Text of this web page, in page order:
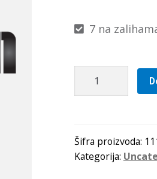
7 na
1682
Lw=1637Li)
Šifra proizvoda:
Kategorija: